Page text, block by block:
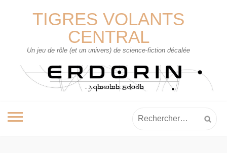
TIGRES VOLANTS
CENTRAL
Un jeu de rôle (et un univers) de science-fiction décalée